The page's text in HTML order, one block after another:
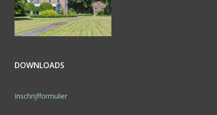
DOWNLOADS
Inschrijfformulier